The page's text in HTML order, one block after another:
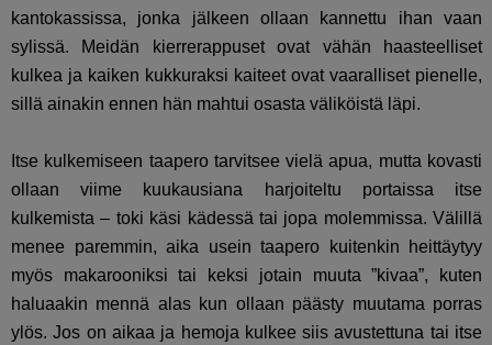
kantokassissa, jonka jälkeen ollaan kannettu ihan vaan
sylissä. Meidän kierrerappuset ovat vähän haasteelliset
kulkea ja kaiken kukkuraksi kaiteet ovat vaaralliset pienelle,
sillä ainakin ennen hän mahtui osasta väliköistä läpi.
Itse kulkemiseen taapero tarvitsee vielä apua, mutta kovasti
ollaan viime kuukausiana harjoiteltu portaissa itse
kulkemista – toki käsi kädessä tai jopa molemmissa. Välillä
menee paremmin, aika usein taapero kuitenkin heittäytyy
myös makarooniksi tai keksi jotain muuta ”kivaa”, kuten
haluaakin mennä alas kun ollaan päästy muutama porras
ylös. Jos on aikaa ja hemoja kulkee siis avustettuna tai itse